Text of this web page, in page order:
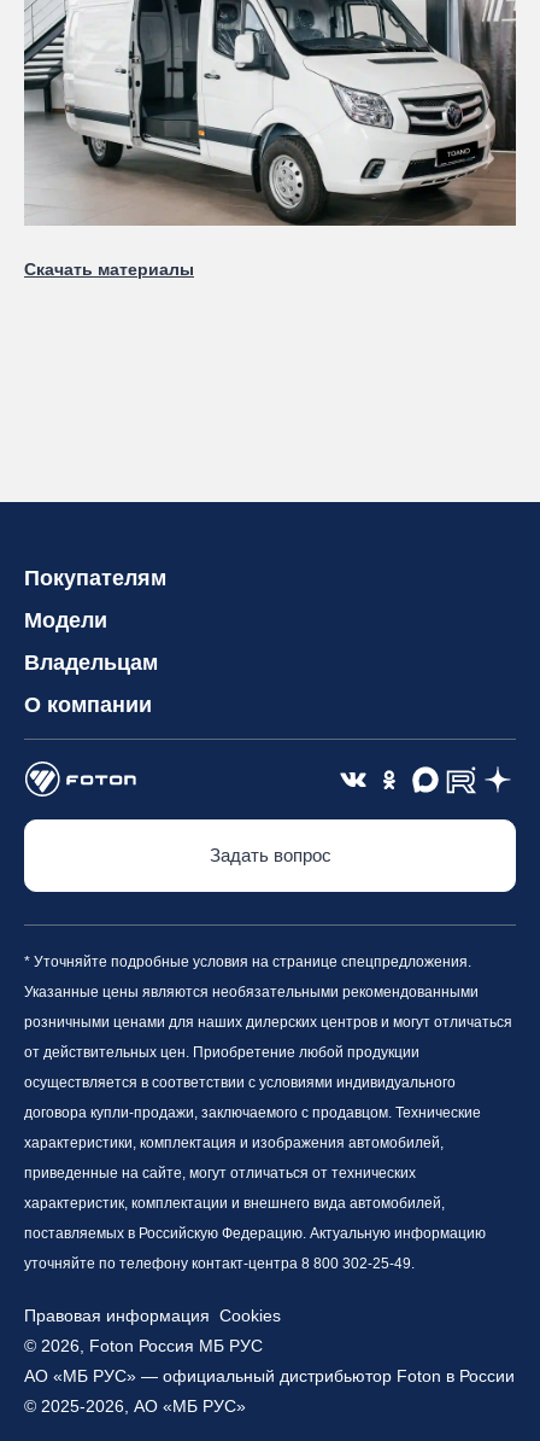
Скачать материалы
Покупателям
Модели
Владельцам
О компании
Задать вопрос
* Уточняйте подробные условия на странице спецпредложения.
Указанные цены являются необязательными рекомендованными
розничными ценами для наших дилерских центров и могут отличаться
от действительных цен. Приобретение любой продукции
осуществляется в соответствии с условиями индивидуального
договора купли-продажи, заключаемого с продавцом. Технические
характеристики, комплектация и изображения автомобилей,
приведенные на сайте, могут отличаться от технических
характеристик, комплектации и внешнего вида автомобилей,
поставляемых в Российскую Федерацию. Актуальную информацию
уточняйте по телефону контакт-центра 8 800 302-25-49.
© 2026, Foton Россия МБ РУС
АО «МБ РУС» — официальный дистрибьютор Foton в России
© 2025-2026, АО «МБ РУС»
Правовая информация Cookies